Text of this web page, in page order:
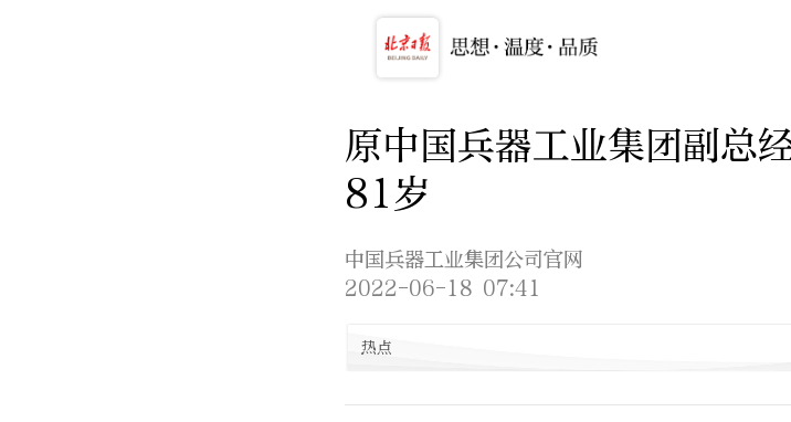
原中国兵器工业集团副总
81岁
中国兵器工业集团公司官网
2022-06-18 07:41
热点